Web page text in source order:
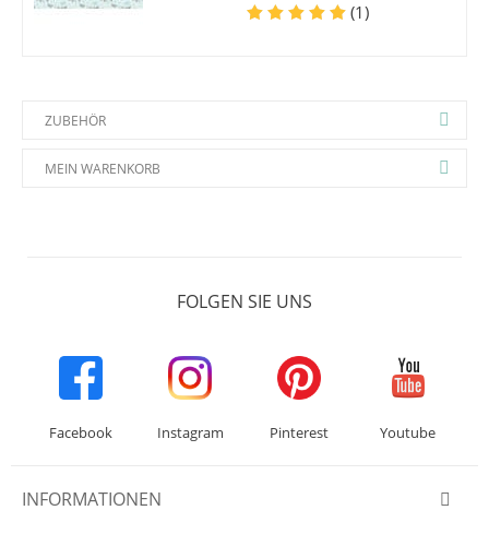
(1)
ZUBEHÖR
MEIN WARENKORB
FOLGEN SIE UNS
Facebook Instagram Pinterest Youtube
INFORMATIONEN